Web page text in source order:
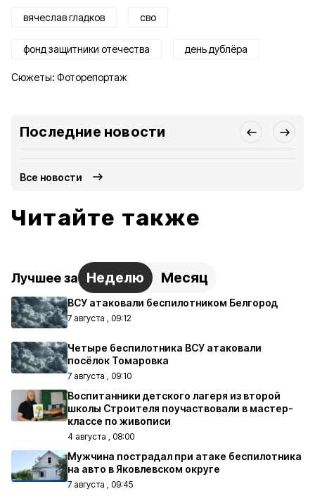
вячеслав гладков сво
фонд защитники отечества день дублёра
Сюжеты: Фоторепортаж
Последние новости
Все новости
Читайте также
Лучшее за Неделю Месяц
ВСУ атаковали беспилотником Белгород
7 августа , 09:12
Четыре беспилотника ВСУ атаковали
посёлок Томаровка
7 августа , 09:10
Воспитанники детского лагеря из второй
школы Строителя поучаствовали в мастер-
классе по живописи
4 августа , 08:00
Мужчина пострадал при атаке беспилотника
на авто в Яковлевском округе
7 августа , 09:45